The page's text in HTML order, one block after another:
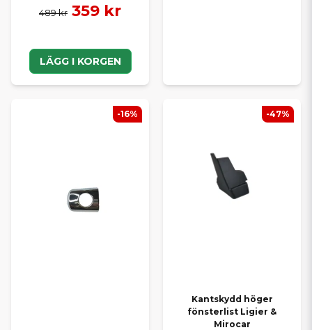
489 kr 359 kr
LÄGG I KORGEN
-16%
Kantskydd höger
fönsterlist Ligier &
Mirocar
-47%